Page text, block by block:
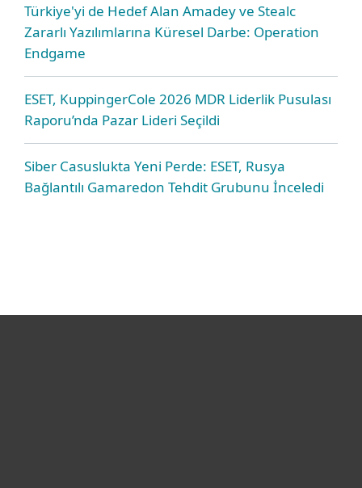
Türkiye'yi de Hedef Alan Amadey ve Stealc
Zararlı Yazılımlarına Küresel Darbe: Operation
Endgame
ESET, KuppingerCole 2026 MDR Liderlik Pusulası
Raporu’nda Pazar Lideri Seçildi
Siber Casuslukta Yeni Perde: ESET, Rusya
Bağlantılı Gamaredon Tehdit Grubunu İnceledi